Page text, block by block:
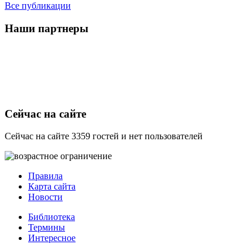
Все публикации
Наши партнеры
Сейчас на сайте
Сейчас на сайте 3359 гостей и нет пользователей
Правила
Карта сайта
Новости
Библиотека
Термины
Интересное